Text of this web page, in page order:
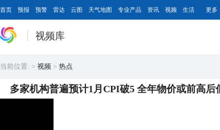
首页 预报 预警 雷达 云图 天气地图 专业产品 资讯 视频 生活 更多
视频库
当前位置: > 视频 > 热点
多家机构普遍预计1月CPI破5 全年物价或前高后